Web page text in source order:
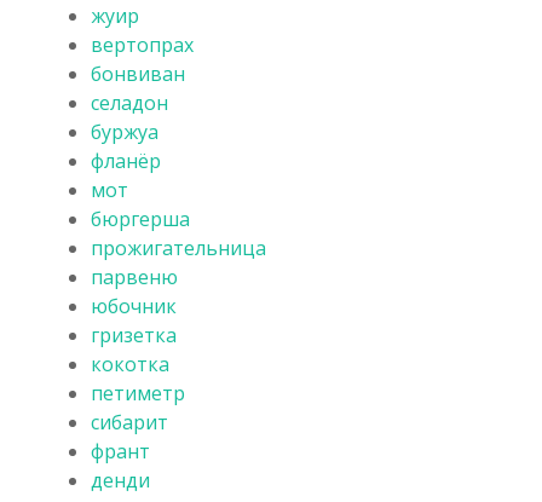
жуир
вертопрах
бонвиван
селадон
буржуа
фланёр
мот
бюргерша
прожигательница
парвеню
юбочник
гризетка
кокотка
петиметр
сибарит
франт
денди